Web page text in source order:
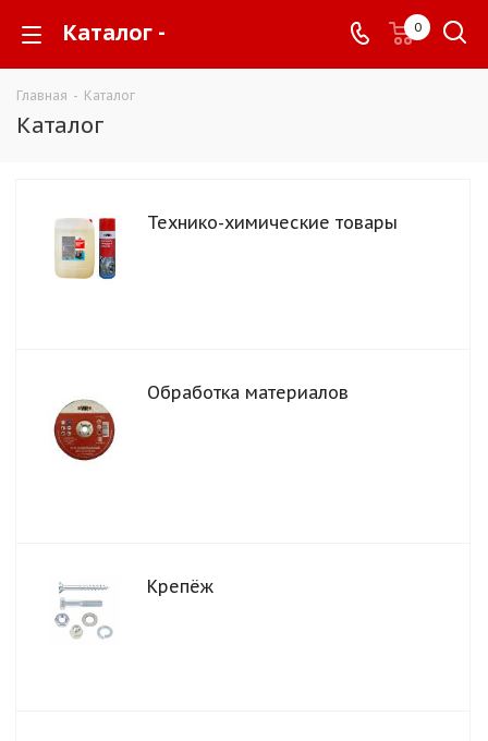
Каталог - 0
Главная - Каталог
Каталог
Технико-химические товары
Обработка материалов
Крепёж